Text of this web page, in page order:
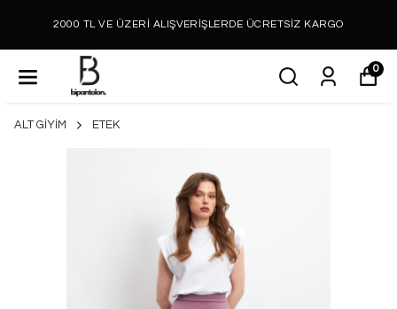
2000 TL VE ÜZERİ ALIŞVERİŞLERDE ÜCRETSİZ KARGO
0
ALT GİYİM ETEK